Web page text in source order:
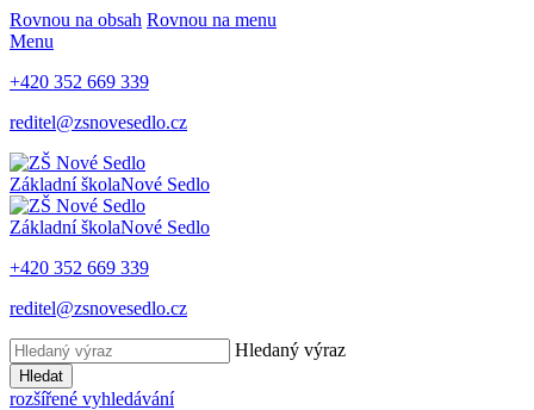
Rovnou na obsah Rovnou na menu
Menu
+420 352 669 339
reditel@zsnovesedlo.cz
Základní školaNové Sedlo
Základní školaNové Sedlo
+420 352 669 339
reditel@zsnovesedlo.cz
Hledaný výraz
Hledat
rozšířené vyhledávání